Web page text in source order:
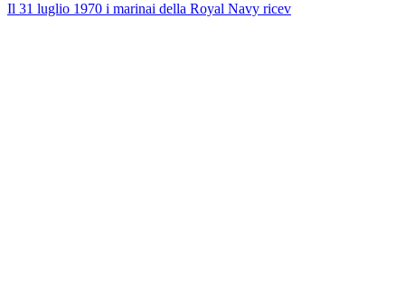
Il 31 luglio 1970 i marinai della Royal Navy ricev